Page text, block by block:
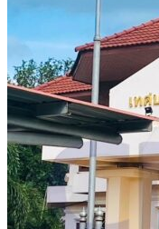
นา
เด็ก
บ้าน
วัง
ปราก
ฎ
อบต.ป่า